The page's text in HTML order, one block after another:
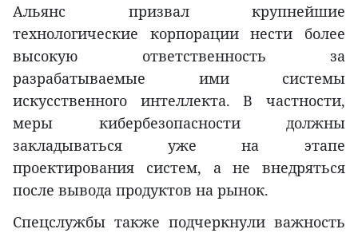
Альянс призвал крупнейшие
технологические корпорации нести более
высокую ответственность за
разрабатываемые ими системы
искусственного интеллекта. В частности,
меры кибербезопасности должны
закладываться уже на этапе
проектирования систем, а не внедряться
после вывода продуктов на рынок.
Спецслужбы также подчеркнули важность